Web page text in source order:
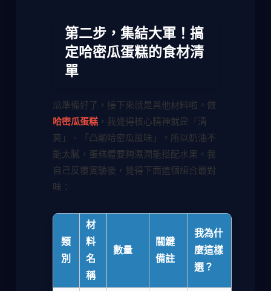
第二步，集結大軍！搞
定哈密瓜蛋糕的食材清
單
瓜準備好了，接下來就是其他材料啦。做
哈密瓜蛋糕，我覺得核心精神就是「清
爽」、「凸顯哈密瓜風味」。所以奶油不
能太膩，蛋糕體要夠濕潤能搭配水果。我
自己反覆實驗後，覺得下面這個組合最對
味：
類
別
材
料
名
稱
數量
關鍵
備註
我為什
麼這樣
選？